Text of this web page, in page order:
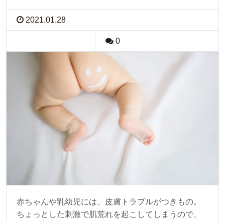
2021.01.28
0
赤ちゃんや乳幼児には、皮膚トラブルがつきもの。
ちょっとした刺激で肌荒れを起こしてしまうので、